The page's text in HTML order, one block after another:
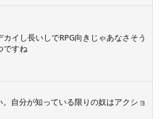
イし長いしでRPG向きじゃあなさそう
ですね
自分が知っている限りの奴はアクショ